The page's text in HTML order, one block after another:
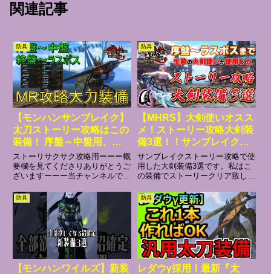
関連記事
防具
【モンハンサンブレイク】
太刀ストーリー攻略はこの
装備！ 序盤～中盤用、終
盤～ラスボス用の2種類を
紹介(ゆっくり実況)
ストーリサクサク攻略用ーーー概
要欄を見てくださりありがとうご
ざいますーーー当チャンネルで
説動画などを投稿しています。チ
ャンネル登録してくださると、い
ちごオレが飛んで喜びます。ぜひ
よろしくお願いします。■チャン
ネ...
防具
【MHRS】大剣使いオスス
メ！ストーリー攻略大剣装
備3選！！サンブレイク序
盤～ラスボスまで【MHサ
ンブレイク】
サンブレイクストーリー攻略で使
用した大剣装備3選です。私はこ
の装備でストーリークリア致しま
m(__)m※補足➡序盤装備の脚防
具はインゴット(MR防具)が作れ
るまではハンターSグリーヴ(上位
防具)を使ってました。【他...
防具
【モンハンワイルズ】新装
防具
レダウγ採用！最新『太